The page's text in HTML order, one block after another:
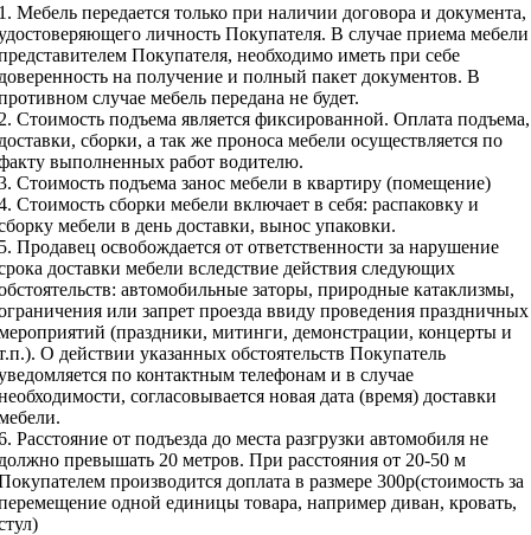
Мебель передается только при наличии договора и документа,
личность Покупателя. В случае приема мебели
Покупателя, необходимо иметь при себе
на получение и полный пакет документов. В
случае мебель передана не будет.
Стоимость подъема является фиксированной. Оплата подъема,
сборки, а так же проноса мебели осуществляется по
выполненных работ водителю.
Стоимость подъема занос мебели в квартиру (помещение)
Стоимость сборки мебели включает в себя: распаковку и
мебели в день доставки, вынос упаковки.
Продавец освобождается от ответственности за нарушение
доставки мебели вследствие действия следующих
автомобильные заторы, природные катаклизмы,
или запрет проезда ввиду проведения праздничных
(праздники, митинги, демонстрации, концерты и
О действии указанных обстоятельств Покупатель
по контактным телефонам и в случае
согласовывается новая дата (время) доставки
Расстояние от подъезда до места разгрузки автомобиля не
превышать 20 метров. При расстояния от 20-50 м
производится доплата в размере 300р(стоимость за
одной единицы товара, например диван, кровать,